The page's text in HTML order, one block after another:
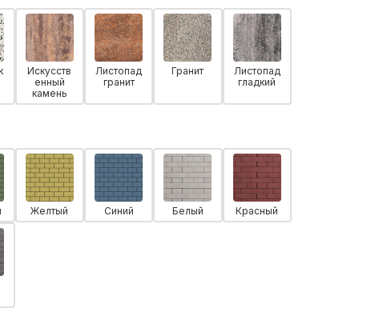
Искусств
енный
камень
Листопад
гранит
Гранит
Листопад
гладкий
Желтый Синий Белый Красный